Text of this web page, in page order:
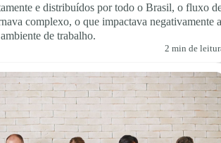
e distribuídos por todo o Brasil, o fluxo
complexo, o que impactava negativamente a
de trabalho.
2 min de